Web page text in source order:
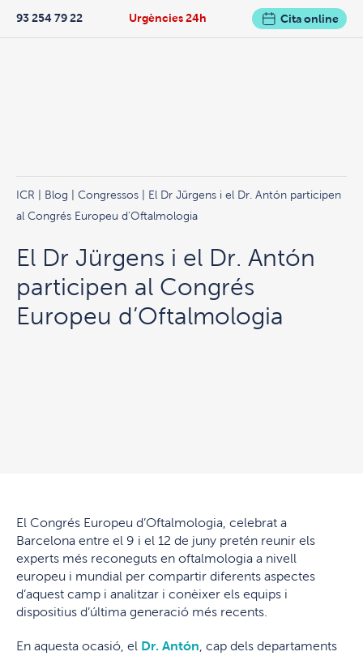
Urgències 24h
93 254 79 22 Cita online
ICR Blog Congressos | El Dr Jürgens i el Dr. Antón participen
al Congrés Europeu d’Oftalmologia
El Dr Jürgens i el Dr. Antón
participen al Congrés
Europeu d’Oftalmologia
El Congrés Europeu d’Oftalmologia, celebrat a
Barcelona entre el 9 i el 12 de juny pretén reunir els
experts més reconeguts en oftalmologia a nivell
europeu i mundial per compartir diferents aspectes
d’aquest camp i analitzar i conèixer els equips i
dispositius d’última generació més recents.
En aquesta ocasió, el Dr. Antón , cap dels departaments